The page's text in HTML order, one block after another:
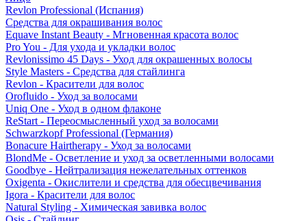
Revlon Professional (Испания)
Средства для окрашивания волос
Equave Instant Beauty - Мгновенная красота волос
Pro You - Для ухода и укладки волос
Revlonissimo 45 Days - Уход для окрашенных волосы
Style Masters - Средства для стайлинга
Revlon - Красители для волос
Orofluido - Уход за волосами
Uniq One - Уход в одном флаконе
ReStart - Переосмысленный уход за волосами
Schwarzkopf Professional (Германия)
Bonacure Hairtherapy - Уход за волосами
BlondMe - Осветление и уход за осветленными волосами
Goodbye - Нейтрализация нежелательных оттенков
Oxigenta - Окислители и средства для обесцвечивания
Igora - Красители для волос
Natural Styling - Химическая завивка волос